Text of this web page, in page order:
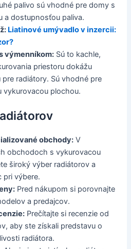
palivo sú vhodné pre domy s
a dostupnosťou paliva.
Liatinové umývadlo v inzercii:
výmenníkom: Sú to kachle,
priestoru dokážu
radiátory. Sú vhodné pre
vykurovacou plochou.
obchody: V
obchodoch s vykurovacou
široký výber radiátorov a
pri výbere.
Pred nákupom si porovnajte
a predajcov.
Prečítajte si recenzie od
aby ste získali predstavu o
radiátora.